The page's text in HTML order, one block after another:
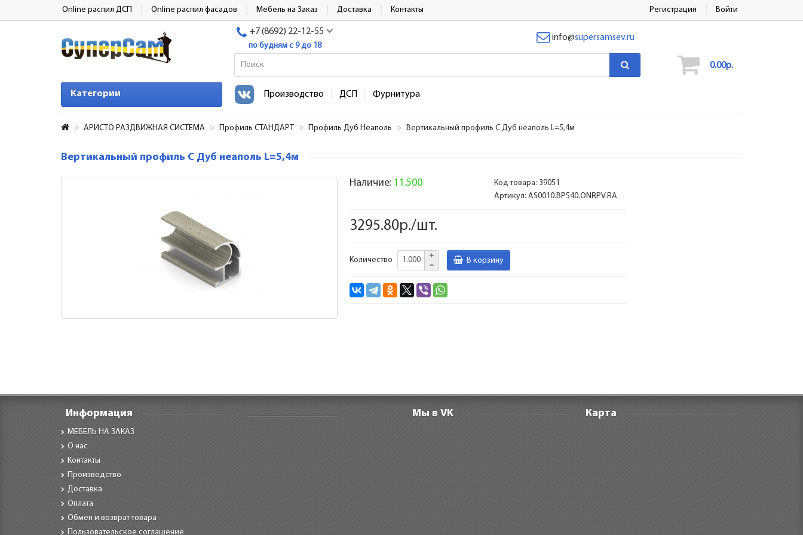
Online распил ДСП Online распил фасадов Мебель на Заказ Доставка Контакты Регистрация Войти
+7 (8692) 22-12-55
по будням с 9 до 18
info@supersamsev.ru
0.00р.
Производство ДСП Фурнитура
Категории
АРИСТО РАЗДВИЖНАЯ СИСТЕМА Профиль СТАНДАРТ Профиль Дуб Неаполь Вертикальный профиль С Дуб неаполь L=5,4м
Вертикальный профиль С Дуб неаполь L=5,4м
Наличие: 11.500 Код товара: 39051
Артикул: AS0010.BP540.ONRPV.RA
3295.80р./шт.
Количество В корзину
Информация
МЕБЕЛЬ НА ЗАКАЗ
О нас
Контакты
Производство
Доставка
Оплата
Обмен и возврат товара
Пользовательское соглашение
Мы в VK Карта